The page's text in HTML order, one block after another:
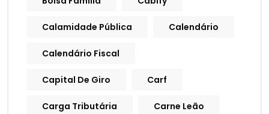
Calamidade Pública Calendário
Calendário Fiscal
Capital De Giro Carf
Carga Tributária Carne Leão